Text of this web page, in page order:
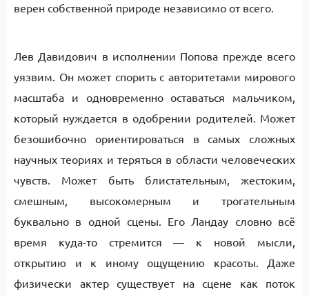
верен собственной природе независимо от всего.
Лев Давидович в исполнении Попова прежде всего
уязвим. Он может спорить с авторитетами мирового
масштаба и одновременно оставаться мальчиком,
который нуждается в одобрении родителей. Может
безошибочно ориентироваться в самых сложных
научных теориях и теряться в области человеческих
чувств. Может быть блистательным, жестоким,
смешным, высокомерным и трогательным
буквально в одной сцены. Его Ландау словно всё
время куда-то стремится — к новой мысли,
открытию и к иному ощущению красоты. Даже
физически актер существует на сцене как поток